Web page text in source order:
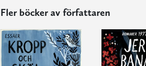
Fler böcker av författaren